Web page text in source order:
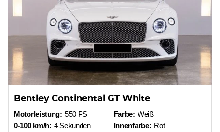
Bentley Continental GT White
Motorleistung: 550 PS
0-100 km/h: 4 Sekunden
Farbe: Weiß
Innenfarbe: Rot